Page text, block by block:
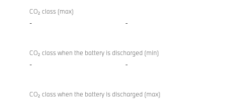
CO₂ class (max)
- -
CO₂ class when the battery is discharged (min)
- -
CO₂ class when the battery is discharged (max)